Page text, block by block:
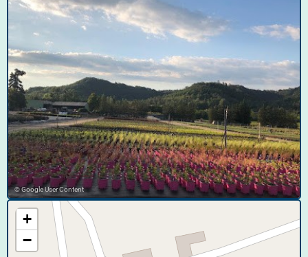
© Google User Content
+
−